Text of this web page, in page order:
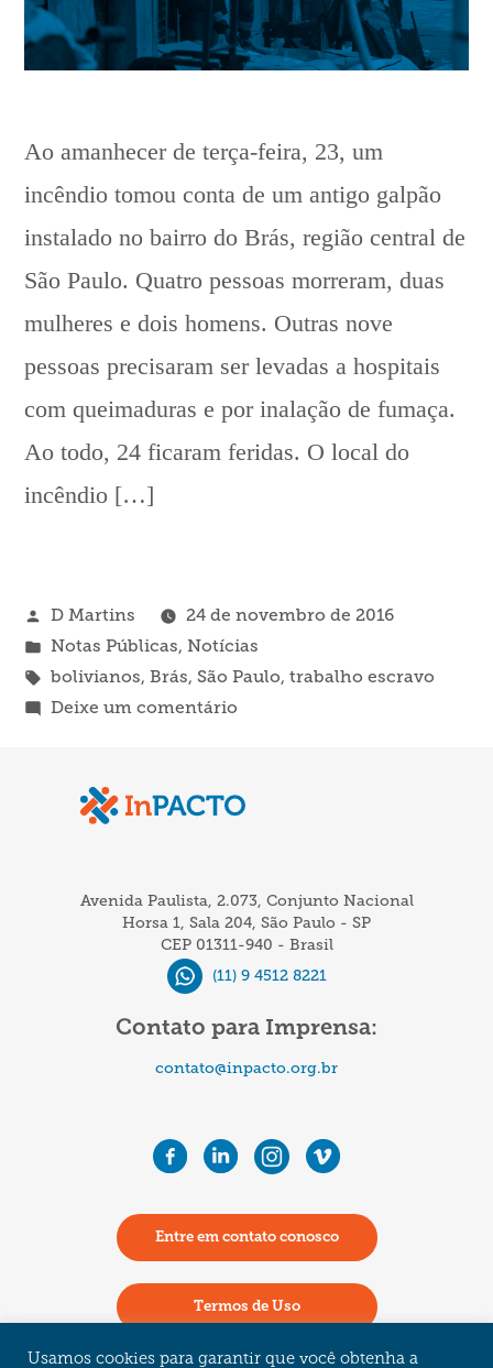
Ao amanhecer de terça-feira, 23, um
incêndio tomou conta de um antigo galpão
instalado no bairro do Brás, região central de
São Paulo. Quatro pessoas morreram, duas
mulheres e dois homens. Outras nove
pessoas precisaram ser levadas a hospitais
com queimaduras e por inalação de fumaça.
Ao todo, 24 ficaram feridas. O local do
incêndio […]
Publicado
por
D Martins
24 de novembro de 2016
Publicado
em
Notas Públicas, Notícias
Tags:
bolivianos, Brás, São Paulo, trabalho escravo
Deixe um comentárioem
Brás
dramática
situação
de
imigrantes
Paulo
Avenida Paulista, 2.073, Conjunto Nacional
Horsa 1, Sala 204, São Paulo - SP
CEP 01311-940 - Brasil
(11) 9 4512 8221
Contato para Imprensa:
contato@inpacto.org.br
Entre em contato conosco
Termos de Uso
Usamos cookies para garantir que você obtenha a